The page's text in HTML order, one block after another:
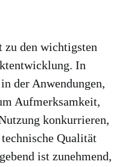
zu den wichtigsten
In
der Anwendungen,
Aufmerksamkeit,
konkurrieren,
Qualität
ist zunehmend,